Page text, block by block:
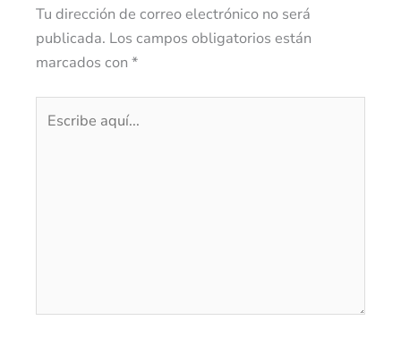
Tu dirección de correo electrónico no será
publicada. Los campos obligatorios están
marcados con *
aquí...